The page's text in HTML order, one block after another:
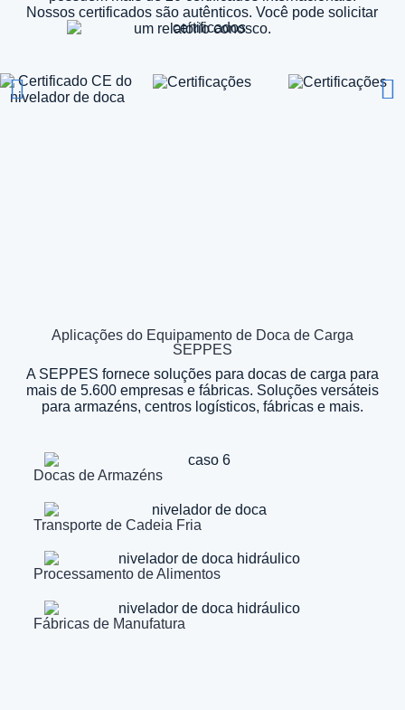
Nossos certificados são autênticos. Você pode solicitar
um relatório conosco.
Aplicações do Equipamento de Doca de Carga
SEPPES
A SEPPES fornece soluções para docas de carga para
mais de 5.600 empresas e fábricas. Soluções versáteis
para armazéns, centros logísticos, fábricas e mais.
Docas de Armazéns
Transporte de Cadeia Fria
Processamento de Alimentos
Fábricas de Manufatura